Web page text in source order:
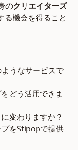
のクリエイターズ
る機会を得ること
うなサービスで
どう活用できま
変わりますか？
をStipopで提供